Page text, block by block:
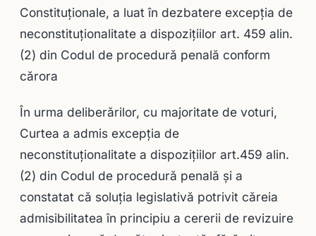
Constituționale, a luat în dezbatere excepţia de
neconstituționalitate a dispozițiilor art. 459 alin.
(2) din Codul de procedură penală conform
cărora
În urma deliberărilor, cu majoritate de voturi,
Curtea a admis excepția de
neconstituționalitate a dispoziţiilor art.459 alin.
(2) din Codul de procedură penală şi a
constatat că soluția legislativă potrivit căreia
admisibilitatea în principiu a cererii de revizuire